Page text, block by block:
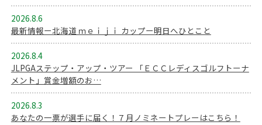
2026.8.6
最新情報ー北海道 ｍｅｉｊｉ カップー明日へひとこと
2026.8.4
JLPGAステップ・アップ・ツアー 「ＥＣＣレディスゴルフトーナ
メント」賞金増額のお…
2026.8.3
あなたの一票が選手に届く！７月ノミネートプレーはこちら！